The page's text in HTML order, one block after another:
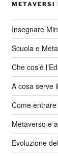
METAVERSI
Insegnare
Scuola e
Che cos’è
A cosa serve
Come
Metaverso e
Evoluzione